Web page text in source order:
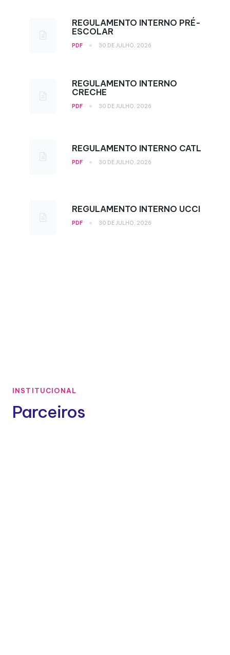
REGULAMENTO INTERNO PRÉ-
ESCOLAR
PDF • 30 DE JULHO, 2026
REGULAMENTO INTERNO
CRECHE
PDF • 30 DE JULHO, 2026
REGULAMENTO INTERNO CATL
PDF • 30 DE JULHO, 2026
REGULAMENTO INTERNO UCCI
PDF • 30 DE JULHO, 2026
INSTITUCIONAL
Parceiros